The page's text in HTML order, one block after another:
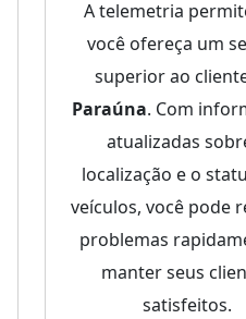
A telemetria
você ofereça um
superior ao
Paraúna. Com
atualizadas
localização e o
veículos, você pode
problemas
manter seus
satisfeitos.